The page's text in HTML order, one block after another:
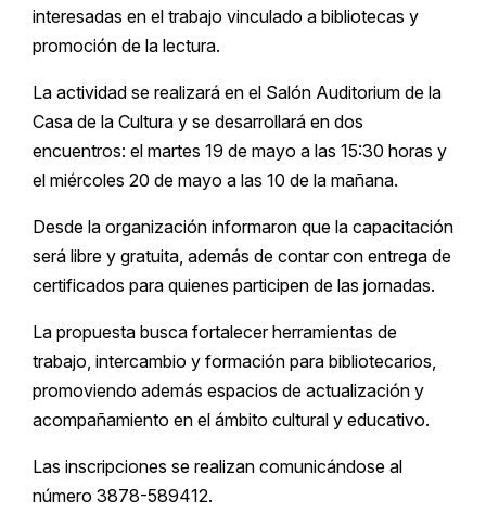
interesadas en el trabajo vinculado a bibliotecas y
promoción de la lectura.
La actividad se realizará en el Salón Auditorium de la
Casa de la Cultura y se desarrollará en dos
encuentros: el martes 19 de mayo a las 15:30 horas y
el miércoles 20 de mayo a las 10 de la mañana.
Desde la organización informaron que la capacitación
será libre y gratuita, además de contar con entrega de
certificados para quienes participen de las jornadas.
La propuesta busca fortalecer herramientas de
trabajo, intercambio y formación para bibliotecarios,
promoviendo además espacios de actualización y
acompañamiento en el ámbito cultural y educativo.
Las inscripciones se realizan comunicándose al
número 3878-589412.